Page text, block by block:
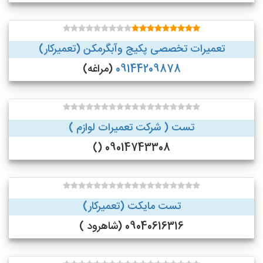
تعمیرات تخصصی پکیج وآبگرمکن (تعمیرکار)
09144209878(مراغه)
تست ( شرکت تعمیرات لوازم )
09014743308 ()
تست مایکت (تعمیرکار)
09040616316 (شاهرود )